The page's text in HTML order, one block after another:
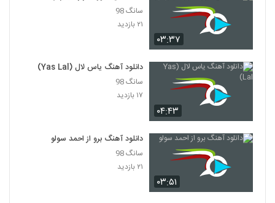
دانلود آهنگ پوریا سلیمانی همیشگی
۳۳۴ بازدید
آهنگ مهدی کیان بنام ای جان
4527
یاسر حسینی آهنگ رویا
دانلود آهنگ بيتا طايي وینستون لایت
۵۷۳ بازدید
۰۳:۳۷
سانگ 98
۲۱ بازدید
۰۴:۴۳
دانلود آهنگ یاس لال (Yas Lal)
سانگ 98
۱۷ بازدید
۰۳:۵۱
دانلود آهنگ برو از احمد سولو
سانگ 98
۲۱ بازدید